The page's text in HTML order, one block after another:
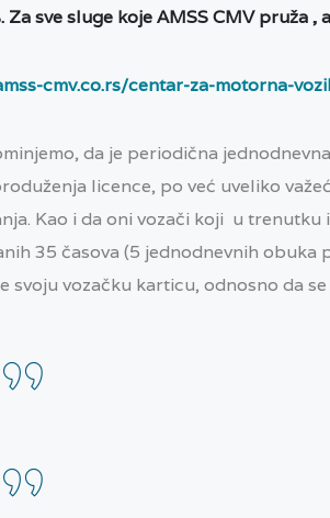
Za sve sluge koje AMSS CMV pruža ,
cmv.co.rs/centar-za-motorna-
da je periodična
licence, po već uveliko
Kao i da oni vozači koji u trenutku
35 časova (5 jednodnevnih obuka
svoju vozačku karticu, odnosno da